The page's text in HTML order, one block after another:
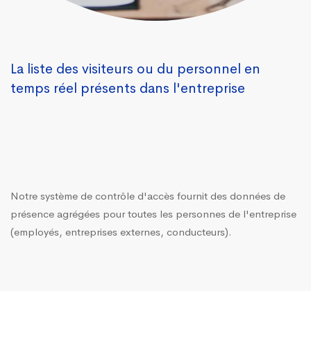
La liste des visiteurs ou du personnel en
temps réel présents dans l'entreprise
Notre système de contrôle d'accès fournit des données de
présence agrégées pour toutes les personnes de l'entreprise
(employés, entreprises externes, conducteurs).